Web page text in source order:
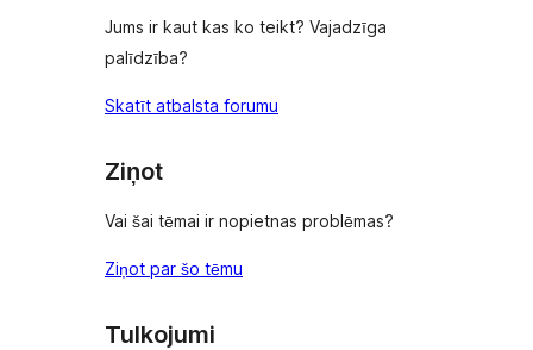
Jums ir kaut kas ko teikt? Vajadzīga
palīdzība?
Skatīt atbalsta forumu
Ziņot
Vai šai tēmai ir nopietnas problēmas?
Ziņot par šo tēmu
Tulkojumi